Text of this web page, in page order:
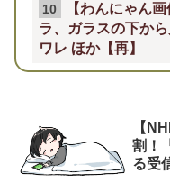
10
【わんにゃん
ラ、ガラスの下か
ワレ ほか【再】
【
割！
る受